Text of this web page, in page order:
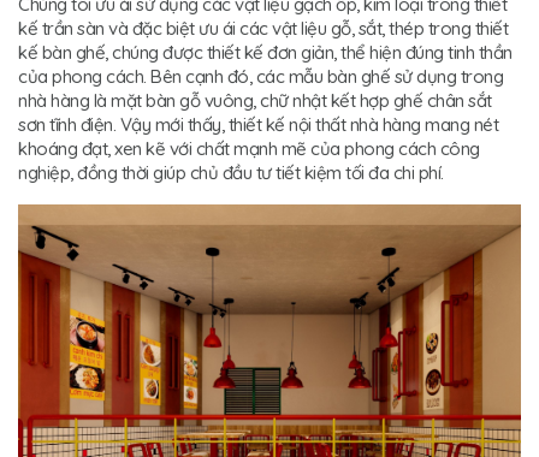
Chúng tôi ưu ái sử dụng các vật liệu gạch ốp, kim loại trong thiết
kế trần sàn và đặc biệt ưu ái các vật liệu gỗ, sắt, thép trong thiết
kế bàn ghế, chúng được thiết kế đơn giản, thể hiện đúng tinh thần
của phong cách. Bên cạnh đó, các mẫu bàn ghế sử dụng trong
nhà hàng là mặt bàn gỗ vuông, chữ nhật kết hợp ghế chân sắt
sơn tĩnh điện. Vậy mới thấy, thiết kế nội thất nhà hàng mang nét
khoáng đạt, xen kẽ với chất mạnh mẽ của phong cách công
nghiệp, đồng thời giúp chủ đầu tư tiết kiệm tối đa chi phí.